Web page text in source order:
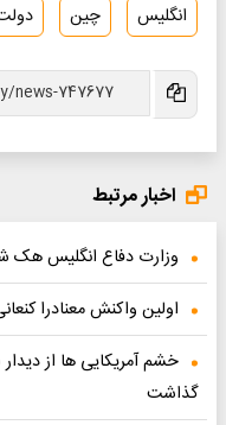
انگلیس چین
اخبار مرتبط
وزارت دفاع انگلیس هک
اولین واکنش معنادرا
خشم آمریکایی ها از
گذاشت